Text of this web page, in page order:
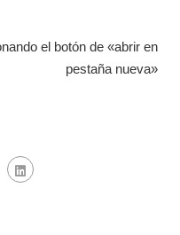
el botón de «abrir en
pestaña nueva»